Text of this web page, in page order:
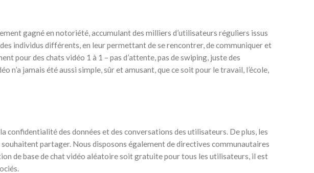
gagné en notoriété, accumulant des milliers d’utilisateurs réguliers issus
individus différents, en leur permettant de se rencontrer, de communiquer et
pour des chats vidéo 1 à 1 – pas d’attente, pas de swiping, juste des
n’a jamais été aussi simple, sûr et amusant, que ce soit pour le travail, l’école,
des données et des conversations des utilisateurs. De plus, les
partager. Nous disposons également de directives communautaires
de base de chat vidéo aléatoire soit gratuite pour tous les utilisateurs, il est